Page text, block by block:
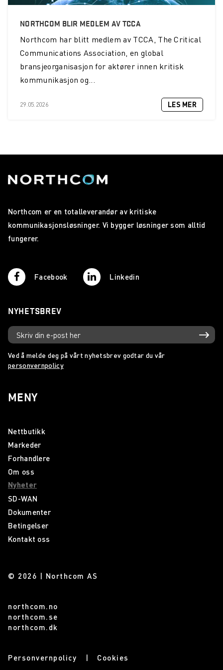
NORTHCOM BLIR MEDLEM AV TCCA
Northcom har blitt medlem av TCCA, The Critical
Communications Association, en global
bransjeorganisasjon for aktører innen kritisk
kommunikasjon og...
29.05.2026 LES MER
Northcom er en totalleverandør av kritiske
kommunikasjonsløsninger. Vi bygger løsninger som alltid
fungerer.
Facebook Linkedin
NYHETSBREV
Ved å melde deg på vårt nyhetsbrev godtar du vår
personvernpolicy
MENY
Nettbutikk
Markeder
Forhandlere
Om oss
Nyheter
SD-WAN
Dokumenter
Betingelser
Kontakt oss
© 2026 | Northcom AS
northcom.no
northcom.se
northcom.dk
Personvernpolicy Cookies